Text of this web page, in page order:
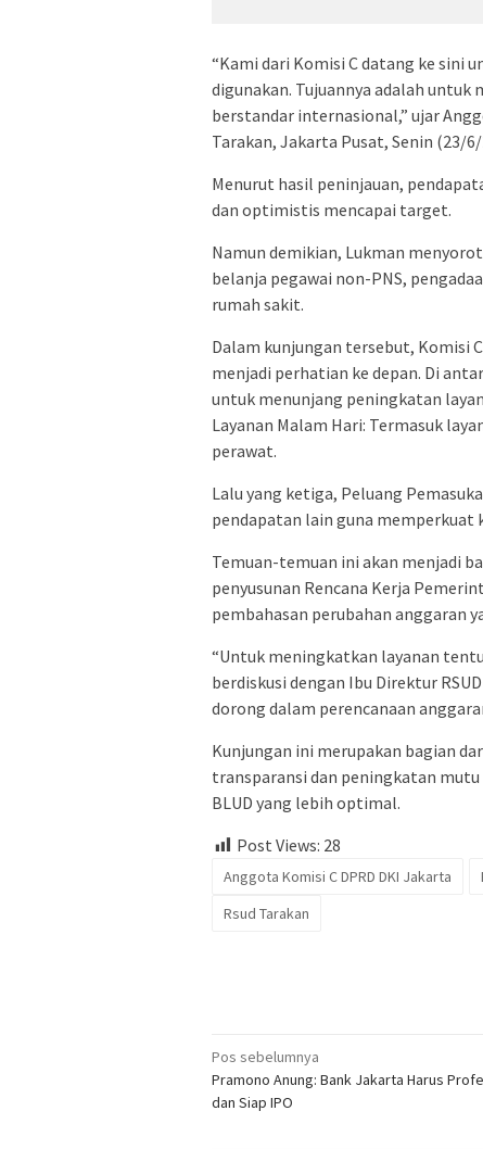
“Kami dari Komisi C datang ke sini
digunakan. Tujuannya adalah
berstandar internasional,” ujar
Tarakan, Jakarta Pusat, Senin (23/6/
Menurut hasil peninjauan,
dan optimistis mencapai target.
Namun demikian, Lukman
belanja pegawai non-PNS,
rumah sakit.
Dalam kunjungan tersebut, Komisi
menjadi perhatian ke depan. Di
untuk menunjang peningkatan
Layanan Malam Hari: Termasuk
perawat.
Lalu yang ketiga, Peluang
pendapatan lain guna memperkuat
Temuan-temuan ini akan menjadi
penyusunan Rencana Kerja
pembahasan perubahan anggaran
“Untuk meningkatkan layanan
berdiskusi dengan Ibu Direktur
dorong dalam perencanaan
Kunjungan ini merupakan bagian
transparansi dan peningkatan
BLUD yang lebih optimal.
Post Views: 28
Anggota Komisi C DPRD DKI Jakarta
Rsud Tarakan
Navigasi
pos
Pos sebelumnya
Pramono Anung: Bank Jakarta Harus
dan Siap IPO